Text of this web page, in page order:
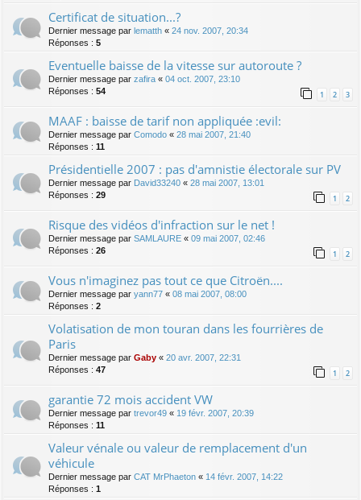
Certificat de situation...?
Dernier message par lematth « 24 nov. 2007, 20:34
Réponses : 5
Eventuelle baisse de la vitesse sur autoroute ?
Dernier message par zafira « 04 oct. 2007, 23:10
Réponses : 54 1 2 3
MAAF : baisse de tarif non appliquée :evil:
Dernier message par Comodo « 28 mai 2007, 21:40
Réponses : 11
Présidentielle 2007 : pas d'amnistie électorale sur PV
Dernier message par David33240 « 28 mai 2007, 13:01
Réponses : 29 1 2
Risque des vidéos d'infraction sur le net !
Dernier message par SAMLAURE « 09 mai 2007, 02:46
Réponses : 26 1 2
Vous n'imaginez pas tout ce que Citroën....
Dernier message par yann77 « 08 mai 2007, 08:00
Réponses : 2
Volatisation de mon touran dans les fourrières de
Paris
Dernier message par Gaby « 20 avr. 2007, 22:31
Réponses : 47 1 2
garantie 72 mois accident VW
Dernier message par trevor49 « 19 févr. 2007, 20:39
Réponses : 11
Valeur vénale ou valeur de remplacement d'un
véhicule
Dernier message par CAT MrPhaeton « 14 févr. 2007, 14:22
Réponses : 1